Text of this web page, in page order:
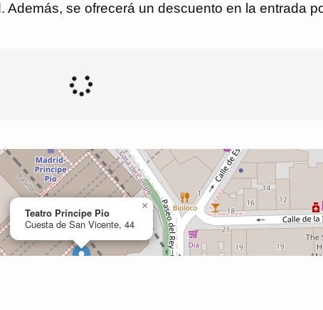
se ofrecerá un descuento en la entrada